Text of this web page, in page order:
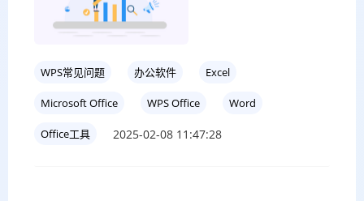
WPS常见问题 办公软件 Excel
Microsoft Office WPS Office Word
Office工具 2025-02-08 11:47:28